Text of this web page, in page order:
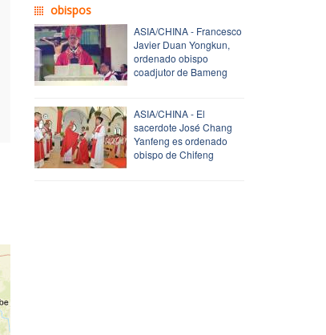
obispos
ASIA/CHINA - Francesco
Javier Duan Yongkun,
ordenado obispo
coadjutor de Bameng
ASIA/CHINA - El
sacerdote José Chang
Yanfeng es ordenado
obispo de Chifeng